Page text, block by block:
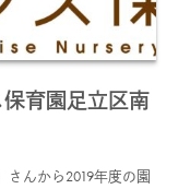
育園足立区南
んから2019年度の園